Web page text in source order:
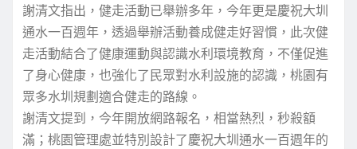
謝清文指出，健走活動已舉辦多年，今年更是慶祝大圳
通水一百週年，透過舉辦活動養成健走好習慣，此次健
走活動結合了健康運動與認識水利環境教育，不僅促進
了身心健康，也強化了民眾對水利設施的認識，桃園有
眾多水圳規劃適合健走的路線。
謝清文提到，今年開放網路報名，相當熱烈，秒殺額
滿；桃園管理處並特別設計了慶祝大圳通水一百週年的